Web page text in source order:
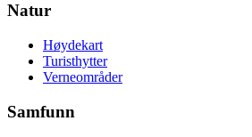
Natur
Høydekart
Turisthytter
Verneområder
Samfunn